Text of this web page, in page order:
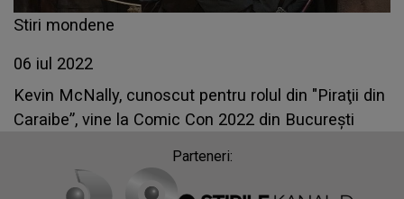
Stiri mondene
06 iul 2022
Kevin McNally, cunoscut pentru rolul din "Piraţii din
Caraibe”, vine la Comic Con 2022 din București
Parteneri: